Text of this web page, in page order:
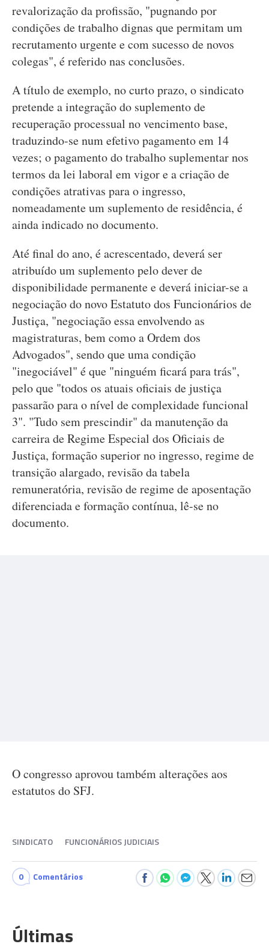
revalorização da profissão, "pugnando por
condições de trabalho dignas que permitam um
recrutamento urgente e com sucesso de novos
colegas", é referido nas conclusões.
A título de exemplo, no curto prazo, o sindicato
pretende a integração do suplemento de
recuperação processual no vencimento base,
traduzindo-se num efetivo pagamento em 14
vezes; o pagamento do trabalho suplementar nos
termos da lei laboral em vigor e a criação de
condições atrativas para o ingresso,
nomeadamente um suplemento de residência, é
ainda indicado no documento.
Até final do ano, é acrescentado, deverá ser
atribuído um suplemento pelo dever de
disponibilidade permanente e deverá iniciar-se a
negociação do novo Estatuto dos Funcionários de
Justiça, "negociação essa envolvendo as
magistraturas, bem como a Ordem dos
Advogados", sendo que uma condição
"inegociável" é que "ninguém ficará para trás",
pelo que "todos os atuais oficiais de justiça
passarão para o nível de complexidade funcional
3". "Tudo sem prescindir" da manutenção da
carreira de Regime Especial dos Oficiais de
Justiça, formação superior no ingresso, regime de
transição alargado, revisão da tabela
remuneratória, revisão de regime de aposentação
diferenciada e formação contínua, lê-se no
documento.
O congresso aprovou também alterações aos
estatutos do SFJ.
SINDICATO FUNCIONÁRIOS JUDICIAIS
0 Comentários
Últimas